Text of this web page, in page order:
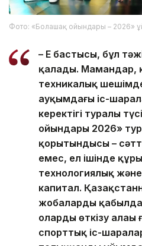
Фото: «Болашақ ойындары – 2026»
– Ең бастысы, бұл
қалады. Мамандар,
техникалық
ауқымдағы іс-
керектігі туралы
ойындары 2026»
қорытындысы –
емес, ел ішінде
технологиялық
капитал.
жобаларды
оларды өткізу
спорттық іс-